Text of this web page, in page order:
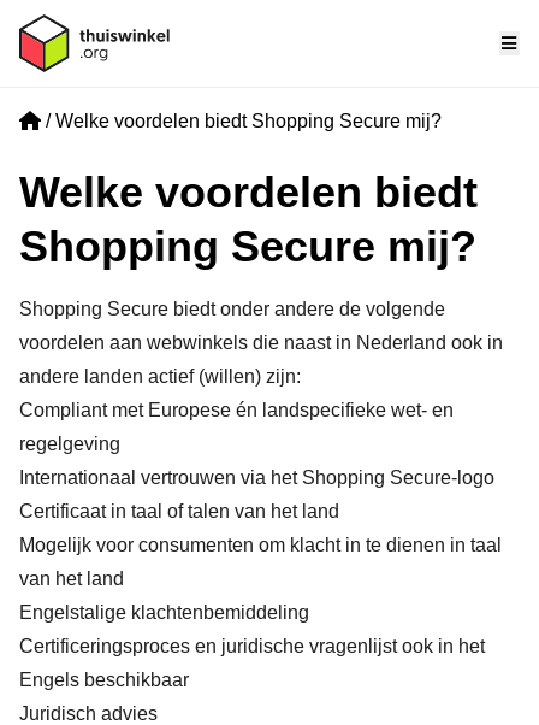
Home
Welke voordelen biedt Shopping Secure mij?
Welke voordelen biedt
Shopping Secure mij?
Shopping Secure biedt onder andere de volgende
voordelen aan webwinkels die naast in Nederland ook in
andere landen actief (willen) zijn:
Compliant met Europese én landspecifieke wet- en
regelgeving
Internationaal vertrouwen via het Shopping Secure-logo
Certificaat in taal of talen van het land
Mogelijk voor consumenten om klacht in te dienen in taal
van het land
Engelstalige klachtenbemiddeling
Certificeringsproces en juridische vragenlijst ook in het
Engels beschikbaar
Juridisch advies